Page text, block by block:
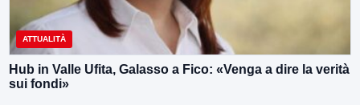
ATTUALITÀ
Hub in Valle Ufita, Galasso a Fico: «Venga a dire la verità
sui fondi»